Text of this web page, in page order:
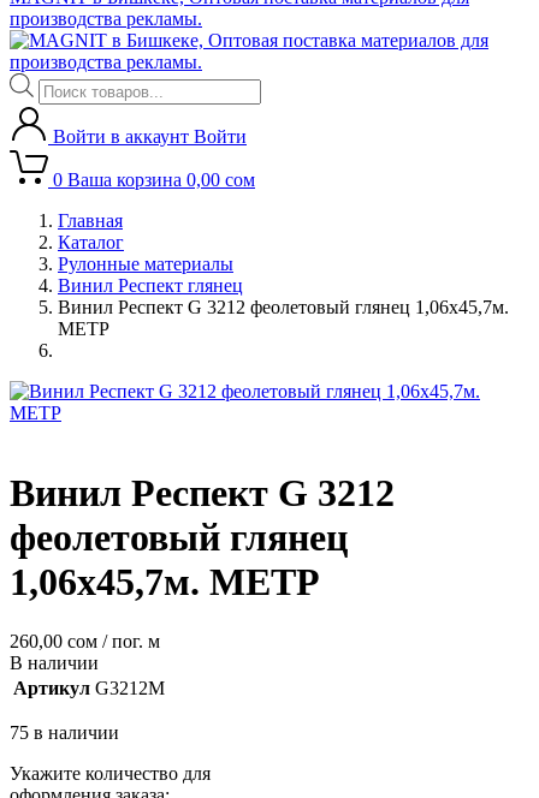
производства рекламы.
Поиск
товаров
Войти в аккаунт Войти
0 Ваша корзина 0,00 сом
Главная
Каталог
Рулонные материалы
Винил Респект глянец
Винил Респект G 3212 феолетовый глянец 1,06х45,7м.
МЕТР
Винил Респект G 3212
феолетовый глянец
1,06х45,7м. МЕТР
260,00 сом / пог. м
В наличии
Артикул G3212M
75 в наличии
Укажите количество для